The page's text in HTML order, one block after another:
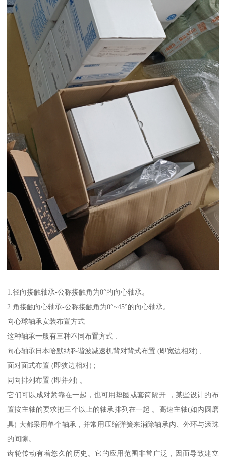
1.径向接触轴承-公称接触角为0°的向心轴承。
2.角接触向心轴承-公称接触角为0°~45°的向心轴承。
向心球轴承安装布置方式
这种轴承一般有三种不同布置方式 :
向心轴承日本哈默纳科谐波减速机背对背式布置 (即宽边相对) ;
面对面式布置 (即狭边相对) ;
同向排列布置 (即并列) 。
它们可以成对紧靠在一起，也可用垫圈或套筒隔开 ，某些设计的布
置按主轴的要求把三个以上的轴承排列在一起 。高速主轴(如内圆磨
具) 大都采用单个轴承，并常用压缩弹簧来消除轴承内、外环与滚珠
的间隙。
齿轮传动有着悠久的历史。它的应用范围非常广泛，因而导致建立